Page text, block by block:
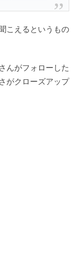
こえるというもの
んがフォローした
がクローズアップ